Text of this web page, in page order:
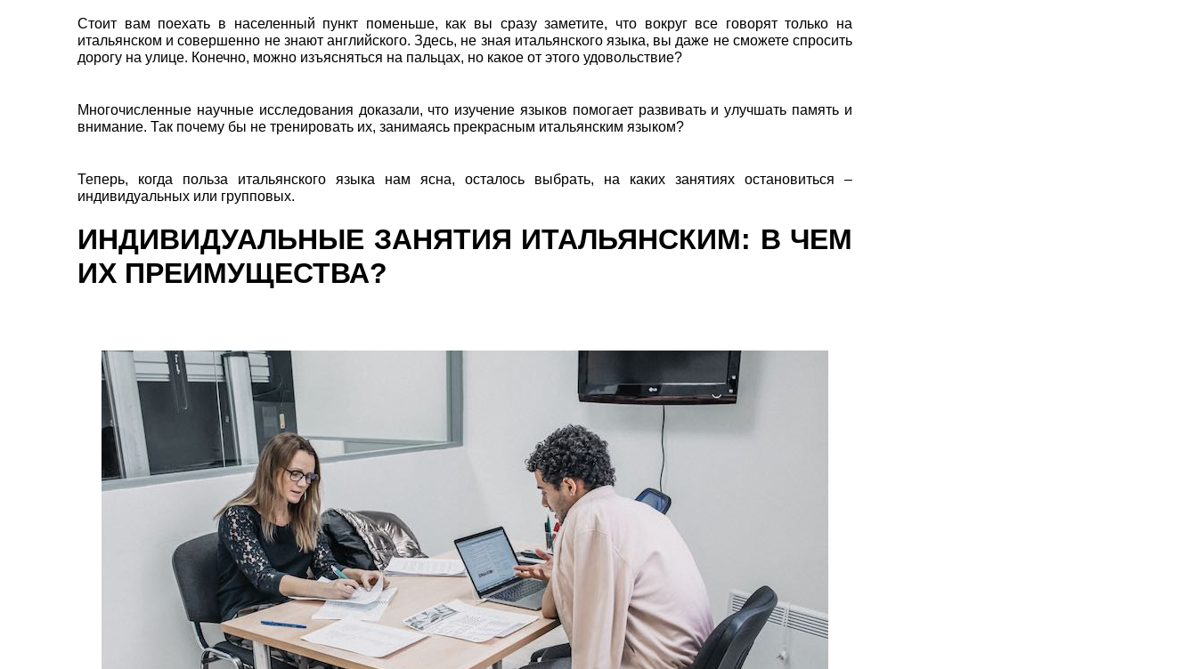
Стоит вам поехать в населенный пункт поменьше, как вы сразу заметите, что вокруг все говорят только на
итальянском и совершенно не знают английского. Здесь, не зная итальянского языка, вы даже не сможете спросить
дорогу на улице. Конечно, можно изъясняться на пальцах, но какое от этого удовольствие?
Многочисленные научные исследования доказали, что изучение языков помогает развивать и улучшать память и
внимание. Так почему бы не тренировать их, занимаясь прекрасным итальянским языком?
Теперь, когда польза итальянского языка нам ясна, осталось выбрать, на каких занятиях остановиться –
индивидуальных или групповых.
ИНДИВИДУАЛЬНЫЕ ЗАНЯТИЯ ИТАЛЬЯНСКИМ: В ЧЕМ
ИХ ПРЕИМУЩЕСТВА?